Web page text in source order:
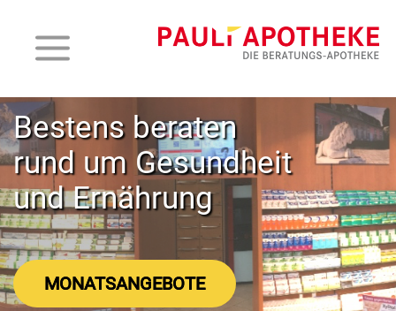
Bestens beraten
rund um Gesundheit
und Ernährung
MONATSANGEBOTE